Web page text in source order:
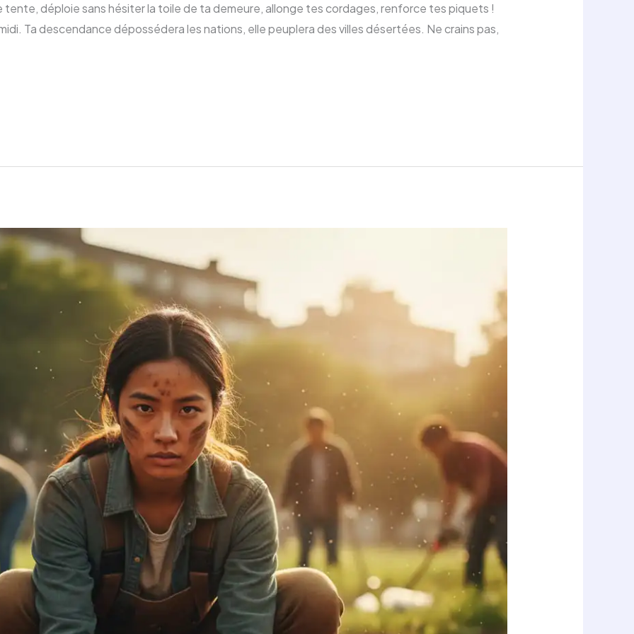
tente, déploie sans hésiter la toile de ta demeure, allonge tes cordages, renforce tes piquets !
Ta descendance dépossédera les nations, elle peuplera des villes désertées. Ne crains pas,